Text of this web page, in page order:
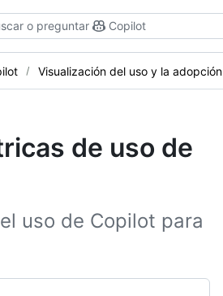
o preguntar Copilot
Visualización del uso y la adopción
de uso de
uso de Copilot para